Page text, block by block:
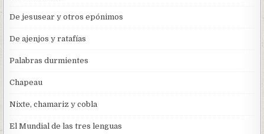
De jesusear y otros epónimos
De ajenjos y ratafías
Palabras durmientes
Chapeau
Nixte, chamariz y cobla
El Mundial de las tres lenguas